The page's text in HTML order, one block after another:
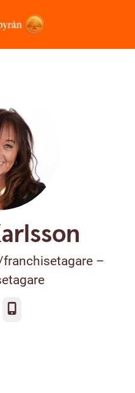
–
Telefon